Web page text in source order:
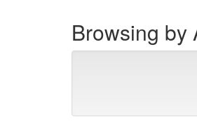
Browsing by